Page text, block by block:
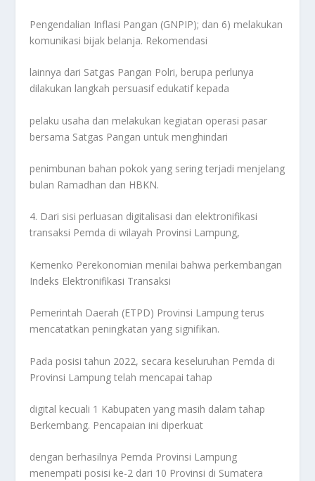
Pengendalian Inflasi Pangan (GNPIP); dan 6) melakukan
komunikasi bijak belanja. Rekomendasi
lainnya dari Satgas Pangan Polri, berupa perlunya
dilakukan langkah persuasif edukatif kepada
pelaku usaha dan melakukan kegiatan operasi pasar
bersama Satgas Pangan untuk menghindari
penimbunan bahan pokok yang sering terjadi menjelang
bulan Ramadhan dan HBKN.
4. Dari sisi perluasan digitalisasi dan elektronifikasi
transaksi Pemda di wilayah Provinsi Lampung,
Kemenko Perekonomian menilai bahwa perkembangan
Indeks Elektronifikasi Transaksi
Pemerintah Daerah (ETPD) Provinsi Lampung terus
mencatatkan peningkatan yang signifikan.
Pada posisi tahun 2022, secara keseluruhan Pemda di
Provinsi Lampung telah mencapai tahap
digital kecuali 1 Kabupaten yang masih dalam tahap
Berkembang. Pencapaian ini diperkuat
dengan berhasilnya Pemda Provinsi Lampung
menempati posisi ke-2 dari 10 Provinsi di Sumatera